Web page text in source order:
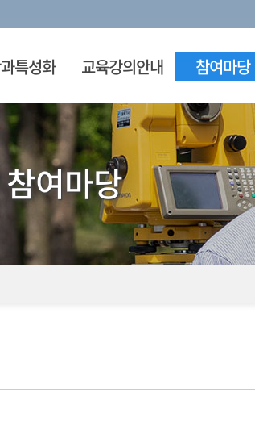
특성화 교육강의안내 참여마당
참여마당